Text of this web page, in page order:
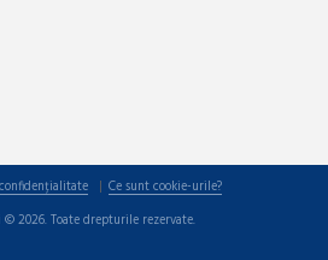
Ce sunt cookie-urile?
2026. Toate drepturile rezervate.